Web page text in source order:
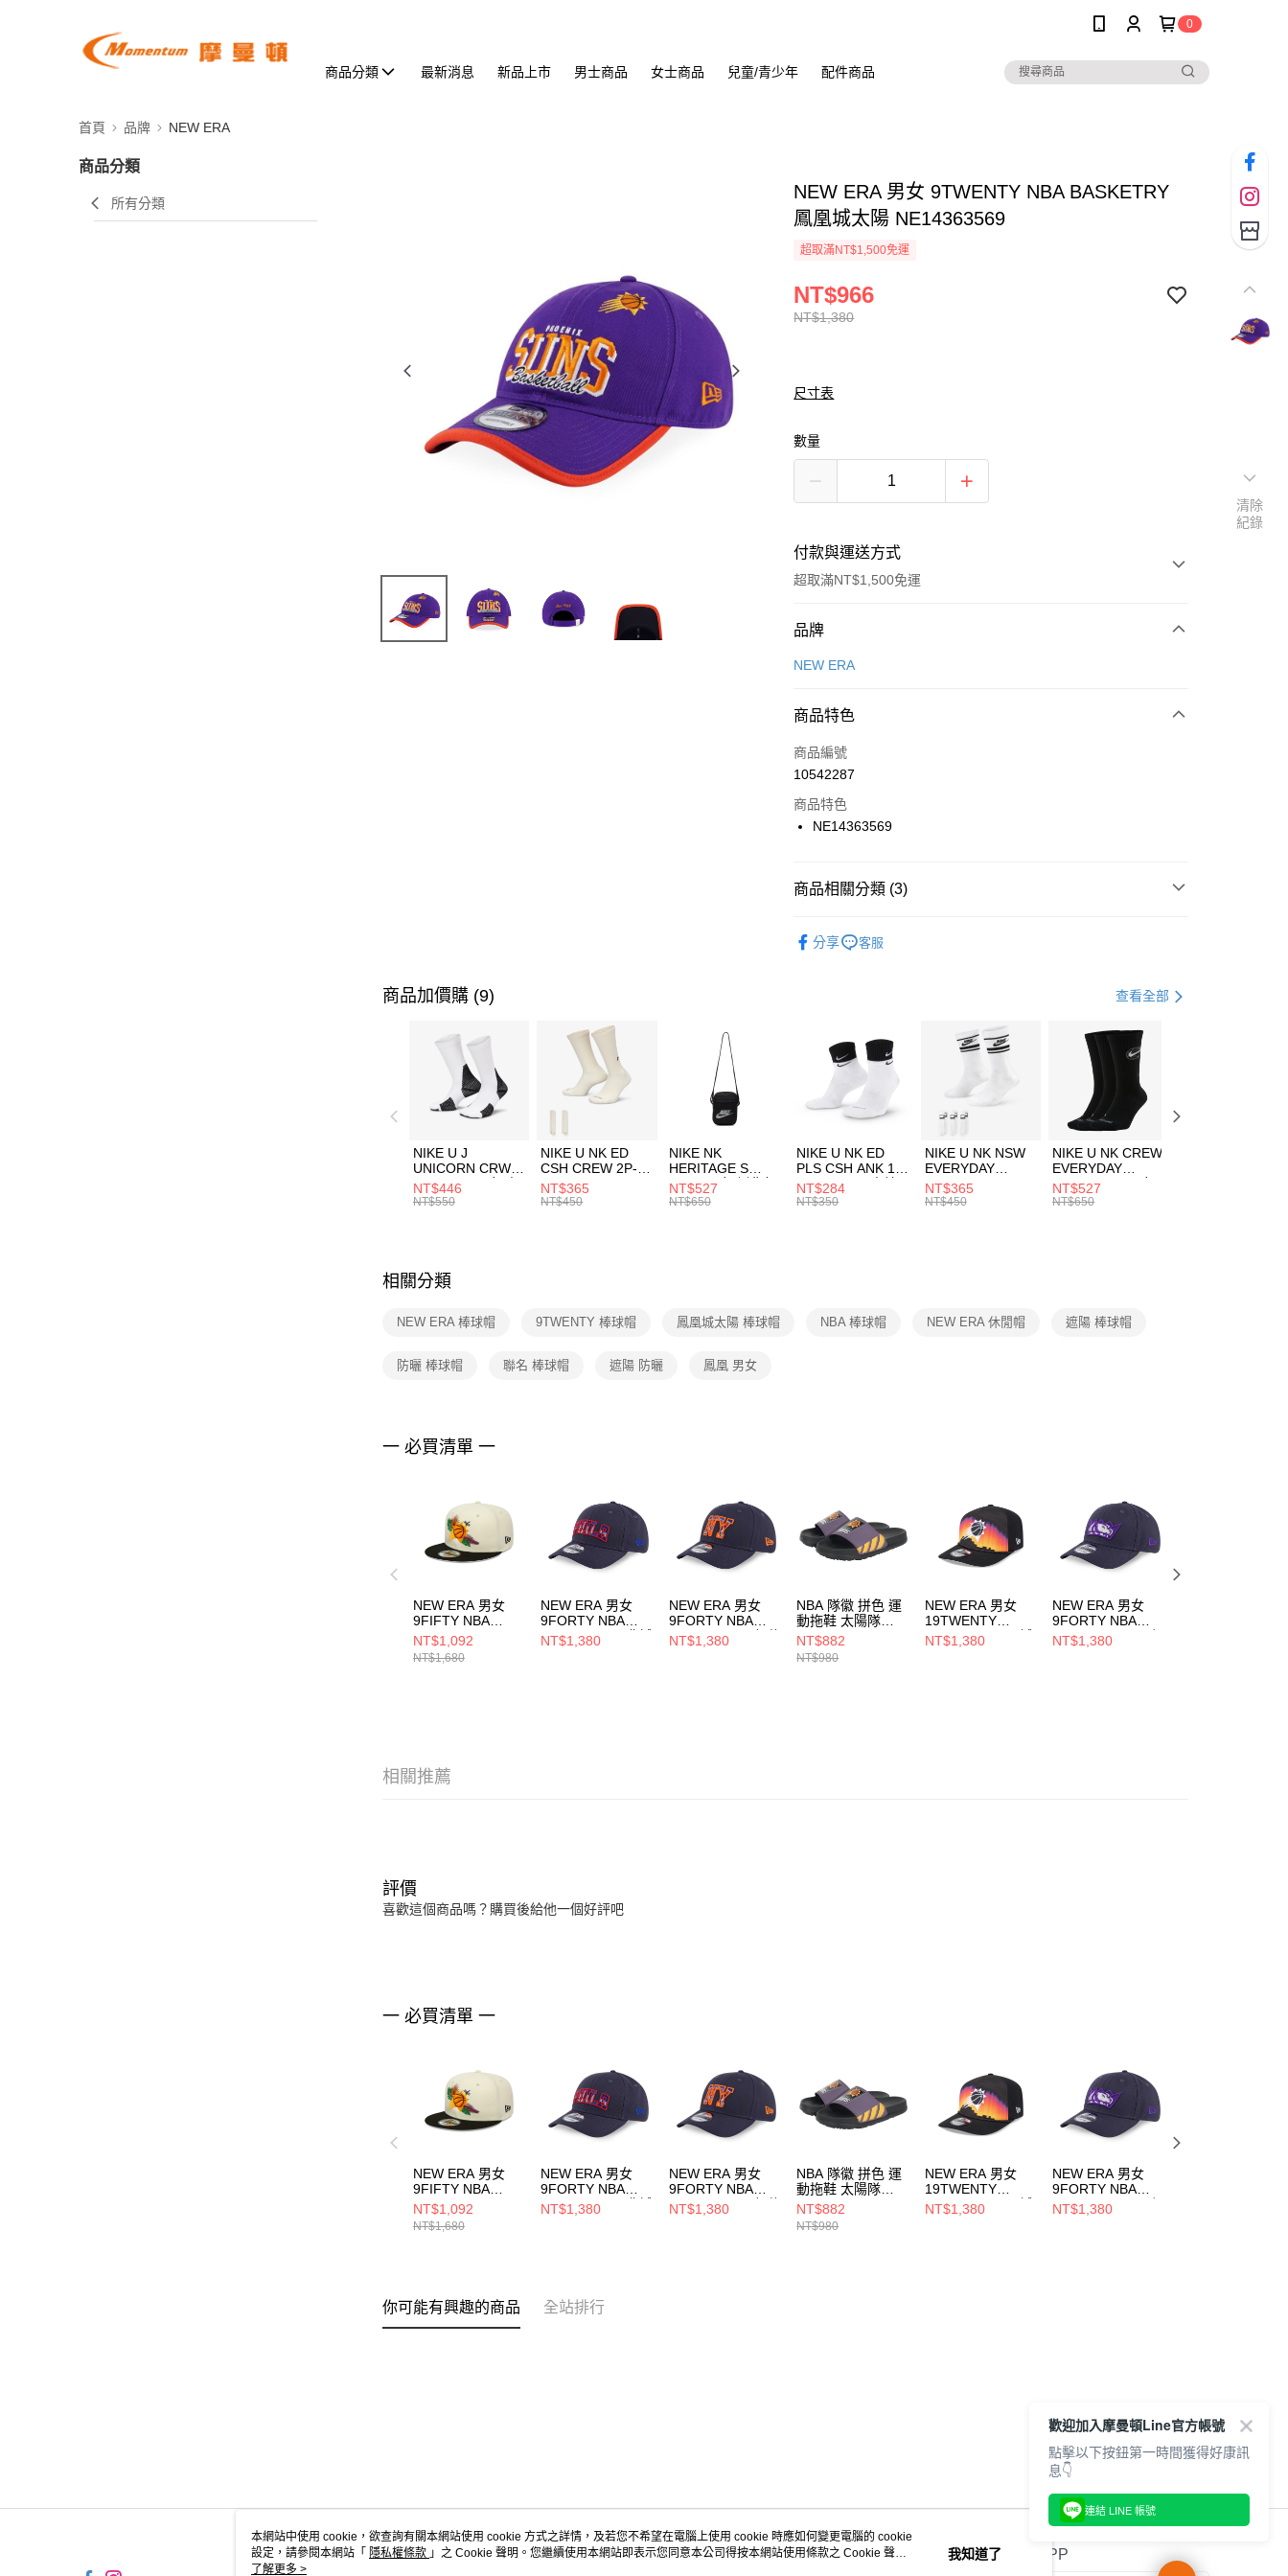
0
商品分類 最新消息 新品上市 男士商品 女士商品 兒童/青少年 配件商品
首頁 品牌 NEW ERA
商品分類
所有分類
NEW ERA 男女 9TWENTY NBA BASKETRY
鳳凰城太陽 NE14363569
超取滿NT$1,500免運
NT$1,380
NT$966
尺寸表
數量
付款與運送方式
超取滿NT$1,500免運
付款方式
信用卡一次付款
合作金庫商業銀行
華南商業銀行
上海商業儲蓄銀行
國泰世華商業銀行
聯邦商業銀行
台新國際商業銀行
LINE Pay
Apple Pay
【關於「AFTEE先享後付」】
３．安心：先確認商品／服務後，再付款。
【「AFTEE先享後付」結帳流程】
１．於結帳方式選擇「AFTEE先享後付」後，將跳轉至「AFTEE先享後
付」結帳頁面，進行簡訊認證並確認金額後，即可完成結帳。
２．訂單成立數日內，您將收到繳費通知簡訊。
３．收到繳費通知簡訊後14天內，點擊此簡訊中的連結，可透過四大超商
／ATM／網路銀行／等多元方式進行付款，方視為交易完成。
※ 請注意：結帳手續完成當下不需立刻繳費，但若您需要取消訂單，請聯
絡購買商品的店家。未經商家同意取消之訂單仍視為有效，需透過AFTEE
先享後付繳納相關費用。
交易，需依本服務之必要範圍內提供個人資料，並將交易相關給付款項請
５．嚴禁一人註冊多個帳號或使用他人資訊註冊。若發現惡意使用之情
形，恩沛科技股份有限公司將有權停止該用戶之使用額度並採取法律行
動。
每筆NT$100，滿NT$1,500(含以上)免運費
每筆NT$100，滿NT$1,500(含以上)免運費
付款後門市自取
每筆NT$100，滿NT$1,500(含以上)免運費
品牌
NEW ERA
商品特色
商品編號
10542287
商品特色
NE14363569
商品相關分類 (3)
分享 客服
商品加價購 (9) 查看全部
NIKE U J
UNICORN CRW
1PR -160 男女 中
統襪 FZ3393100
NT$446
NT$550
NIKE U NK ED
CSH CREW 2P-
144 EMBRDY 男
女 短統襪
NT$365
NT$450
NIKE NK
HERITAGE S
SMIT 男女 側背包
BA5871010
NT$527
NT$650
NIKE U NK ED
PLS CSH ANK 1P
144 DBL 男 中統
襪 DH4058104
NT$284
NT$350
NIKE U NK NSW
EVERYDAY
ESSENTIAL CR
男女 短統襪
NT$365
NT$450
NIKE U NK CREW
EVERYDAY
BBALL 3PR 男女
長統襪
NT$527
NT$650
相關分類
NEW ERA 棒球帽 9TWENTY 棒球帽 鳳凰城太陽 棒球帽 NBA 棒球帽 NEW ERA 休閒帽 遮陽 棒球帽
防曬 棒球帽 聯名 棒球帽 遮陽 防曬 鳳凰 男女
一 必買清單 一
NEW ERA 男女
9FIFTY NBA
FLORAL 9FIFTY
鳳凰城太陽 石灰/
黑 NE60503486
NT$1,092
NT$1,680
NEW ERA 男女
9FORTY NBA
BALLER ERA 費城
76人 NE14440961
NT$1,380
NEW ERA 男女
9FORTY NBA
BALLER ERA 紐約
尼克 NE14440962
NT$1,380
NBA 隊徽 拼色 運
動拖鞋 太陽隊
3525162590
NT$882
NT$980
NEW ERA 男女
19TWENTY
NBA25 CE 鳳凰城
太陽 深紫
NT$1,380
NEW ERA 男女
9FORTY NBA
BALLER ERA 沙加
緬度國王
NT$1,380
相關推薦
評價
喜歡這個商品嗎？購買後給他一個好評吧
一 必買清單 一
NEW ERA 男女
9FIFTY NBA
FLORAL 9FIFTY
鳳凰城太陽 石灰/
黑 NE60503486
NT$1,092
NT$1,680
NEW ERA 男女
9FORTY NBA
BALLER ERA 費城
76人 NE14440961
NT$1,380
NEW ERA 男女
9FORTY NBA
BALLER ERA 紐約
尼克 NE14440962
NT$1,380
NBA 隊徽 拼色 運
動拖鞋 太陽隊
3525162590
NT$882
NT$980
NEW ERA 男女
19TWENTY
NBA25 CE 鳳凰城
太陽 深紫
NT$1,380
NEW ERA 男女
9FORTY NBA
BALLER ERA 沙加
緬度國王
NT$1,380
你可能有興趣的商品 全站排行
關於我們 客服資訊 官方APP
清除
紀錄
本網站中使用 cookie，欲查詢有關本網站使用 cookie 方式之詳情，及若您不希望在電腦上使用 cookie 時應如何變更電腦的 cookie
設定，請參閱本網站「 隱私權條款 」之 Cookie 聲明。您繼續使用本網站即表示您同意本公司得按本網站使用條款之 Cookie 聲明
使用 cookie。
了解更多 >
我知道了
歡迎加入摩曼頓Line官方帳號
點擊以下按鈕第一時間獲得好康訊
息👇
連結 LINE 帳號